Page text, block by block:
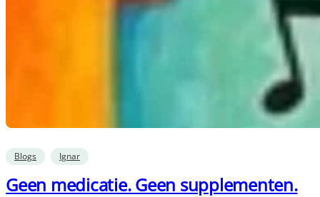
Blogs Ignar
Geen medicatie. Geen supplementen.